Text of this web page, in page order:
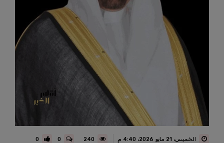
الخميس، 21 مايو 2026، 4:40 م 0
0